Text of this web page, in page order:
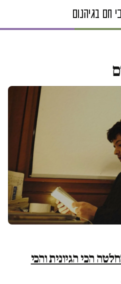
הכי הגיונית והכי